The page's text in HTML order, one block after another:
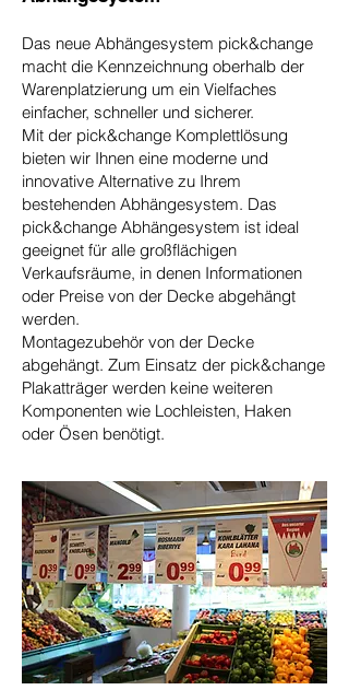
Das neue Abhängesystem pick&change
macht die Kennzeichnung oberhalb der
Warenplatzierung um ein Vielfaches
einfacher, schneller und sicherer.
Mit der pick&change Komplettlösung
bieten wir Ihnen eine moderne und
innovative Alternative zu Ihrem
bestehenden Abhängesystem. Das
pick&change Abhängesystem ist ideal
geeignet für alle großflächigen
Verkaufsräume, in denen Informationen
oder Preise von der Decke abgehängt
werden.
Montagezubehör von der Decke
abgehängt. Zum Einsatz der pick&change
Plakatträger werden keine weiteren
Komponenten wie Lochleisten, Haken
oder Ösen benötigt.